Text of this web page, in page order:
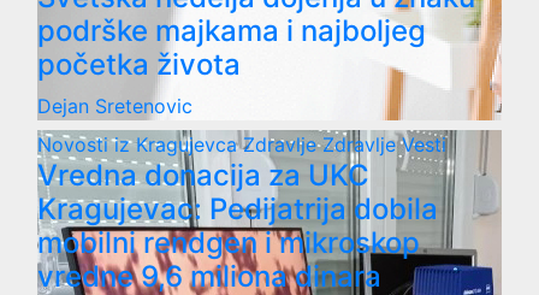
podrške majkama i najboljeg
početka života
Dejan Sretenovic
Novosti iz KragujevcaZdravljeZdravlje Vesti
Vredna donacija za UKC
Kragujevac: Pedijatrija dobila
mobilni rendgen i mikroskop
vredne 9,6 miliona dinara